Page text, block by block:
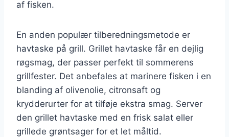
af fisken.
En anden populær tilberedningsmetode er
havtaske på grill. Grillet havtaske får en dejlig
røgsmag, der passer perfekt til sommerens
grillfester. Det anbefales at marinere fisken i en
blanding af olivenolie, citronsaft og
krydderurter for at tilføje ekstra smag. Server
den grillet havtaske med en frisk salat eller
grillede grøntsager for et let måltid.